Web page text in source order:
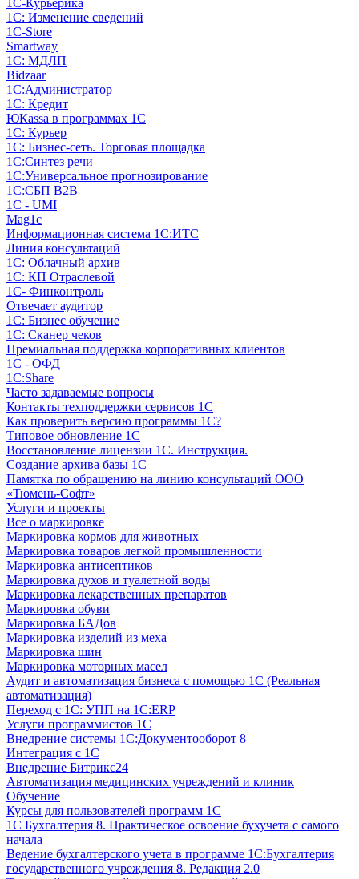
1С-Курьерика
1С: Изменение сведений
1C-Store
Smartway
1С: МДЛП
Bidzaar
1С:Администратор
1С: Кредит
ЮКаssа в программах 1С
1С: Курьер
1С: Бизнес-сеть. Торговая площадка
1С:Синтез речи
1С:Универсальное прогнозирование
1С:СБП B2B
1C - UMI
Mag1c
Информационная система 1С:ИТС
Линия консультаций
1С: Облачный архив
1С: КП Отраслевой
1С- Финконтроль
Отвечает аудитор
1С: Бизнес обучение
1С: Сканер чеков
Премиальная поддержка корпоративных клиентов
1С - ОФД
1С:Share
Часто задаваемые вопросы
Контакты техподдержки сервисов 1С
Как проверить версию программы 1С?
Типовое обновление 1С
Восстановление лицензии 1С. Инструкция.
Создание архива базы 1С
Памятка по обращению на линию консультаций ООО
«Тюмень-Софт»
Услуги и проекты
Все о маркировке
Маркировка кормов для животных
Маркировка товаров легкой промышленности
Маркировка антисептиков
Маркировка духов и туалетной воды
Маркировка лекарственных препаратов
Маркировка обуви
Маркировка БАДов
Маркировка изделий из меха
Маркировка шин
Маркировка моторных масел
Аудит и автоматизация бизнеса с помощью 1С (Реальная
автоматизация)
Переход с 1С: УПП на 1С:ERP
Услуги программистов 1С
Внедрение системы 1С:Документооборот 8
Интеграция с 1С
Внедрение Битрикс24
Автоматизация медицинских учреждений и клиник
Обучение
Курсы для пользователей программ 1С
1С Бухгалтерия 8. Практическое освоение бухучета с самого
начала
Ведение бухгалтерского учета в программе 1С:Бухгалтерия
государственного учреждения 8. Редакция 2.0